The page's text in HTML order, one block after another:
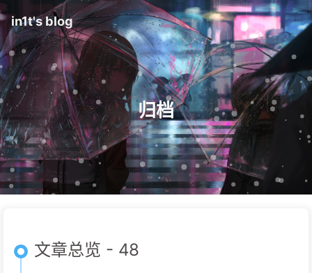
in1t's blog
归档
文章总览 - 48